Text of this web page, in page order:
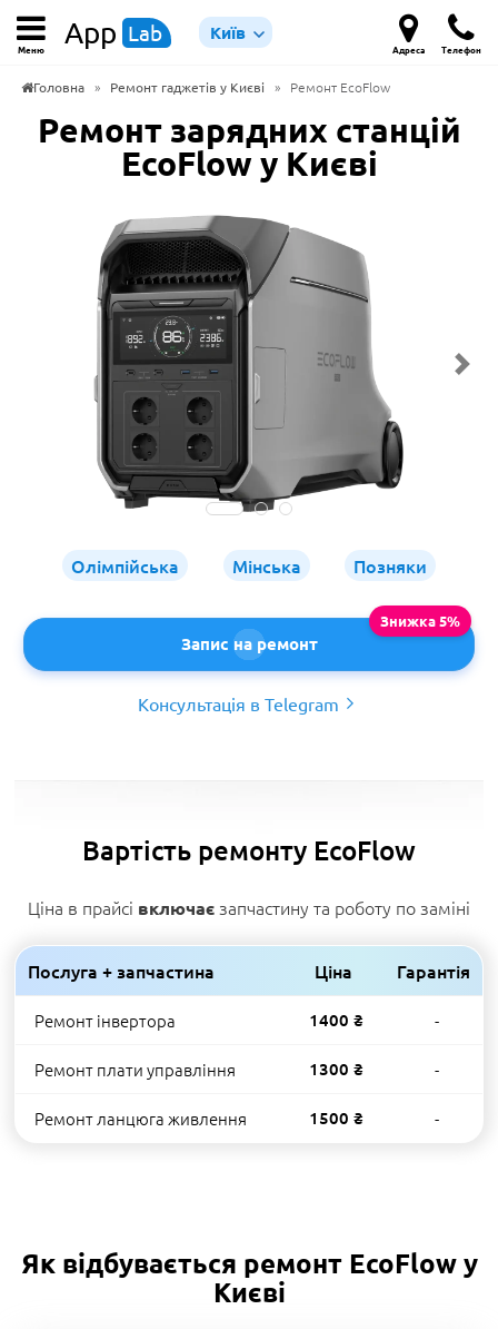
Меню App Lab Київ
Адреса Телефон
Головна » Ремонт гаджетів у Києві » Ремонт EcoFlow
Ремонт зарядних станцій
EcoFlow у Києві
Олімпійська Мінська Позняки
Запис на ремонт
Консультація в Telegram
Вартість ремонту EcoFlow
Ціна в прайсі включає запчастину та роботу по заміні
Послуга + запчастина Ціна Гарантія
Ремонт інвертора 1400 ₴ -
Ремонт плати управління 1300 ₴ -
Ремонт ланцюга живлення 1500 ₴ -
Як відбувається ремонт EcoFlow у
Києві